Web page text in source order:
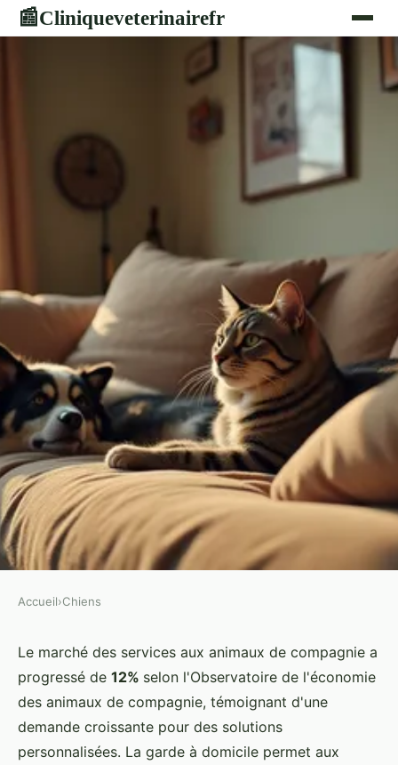
📰Cliniqueveterinairefr
Garde animaux à domicile : le
confort que vos compagnons
méritent
Lorenzo•20 novembre 2025 • 6 min de lecture
Accueil›Chiens
Le marché des services aux animaux de compagnie a
progressé de 12% selon l'Observatoire de l'économie
des animaux de compagnie, témoignant d'une
demande croissante pour des solutions
personnalisées. La garde à domicile permet aux